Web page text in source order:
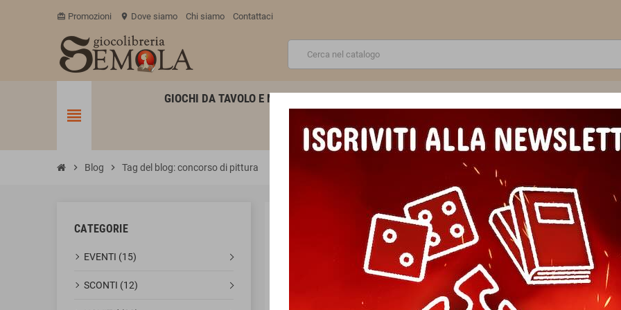
card_giftcard Promozioni location_on Dove siamo Chi siamo Contattaci
view_headline
GIOCHI DA TAVOLO E MINIATURE
SCUOLA E TEMPO LIBERO
chevron_right Blog chevron_right Tag del blog: concorso di pittura
CATEGORIE
EVENTI (15)
SCONTI (12)
ETICHETTA:"CONCORSO DI PITTURA"